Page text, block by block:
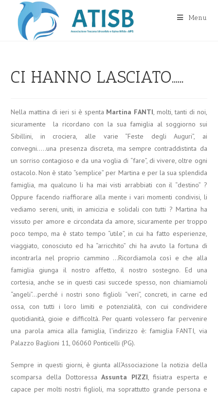
contenuto
Menu
CI HANNO LASCIATO……
Nella mattina di ieri si è spenta Martina FANTI, molti, tanti di noi,
sicuramente la ricordano con la sua famiglia al soggiorno sui
Sibillini, in crociera, alle varie “Feste degli Auguri”, ai
convegni…..una presenza discreta, ma sempre contraddistinta da
un sorriso contagioso e da una voglia di “fare”, di vivere, oltre ogni
ostacolo. Non è stato “semplice” per Martina e per la sua splendida
famiglia, ma qualcuno li ha mai visti arrabbiati con il “destino” ?
Oppure facendo riaffiorare alla mente i vari momenti condivisi, li
vediamo sereni, uniti, in amicizia e solidali con tutti ? Martina ha
vissuto per amore e circondata da amore, sicuramente per troppo
poco tempo, ma è stato tempo “utile”, in cui ha fatto esperienze,
viaggiato, conosciuto ed ha “arricchito” chi ha avuto la fortuna di
incontrarla nel proprio cammino …Ricordiamola così e che alla
famiglia giunga il nostro affetto, il nostro sostegno. Ed una
cortesia, anche se in questi casi succede spesso, non chiamiamoli
“angeli”…perché i nostri sono figlioli “veri”, concreti, in carne ed
ossa, con tutti i loro limiti e potenzialità, con cui condividere
quotidianità, gioie e difficoltà. Per quanti volessero far pervenire
una parola amica alla famiglia, l’indirizzo è: famiglia FANTI, via
Palazzo Baglioni 11, 06060 Ponticelli (PG).
Sempre in questi giorni, è giunta all’Associazione la notizia della
scomparsa della DottoressaAssunta PIZZI, fisiatra esperta e
capace per molti nostri figlioli, ma soprattutto grande persona e